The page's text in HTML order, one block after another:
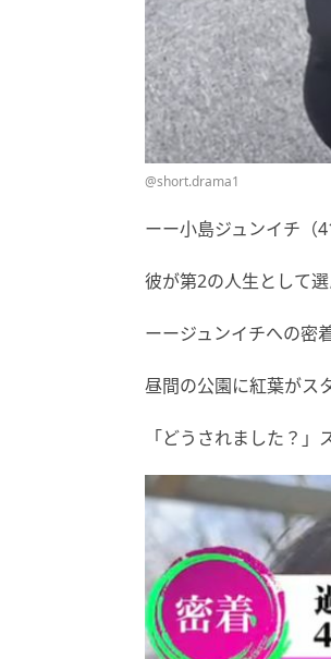
@short.drama1
ーー小島ジュンイチ（
彼が第2の人生として
ーージュンイチへの密
昼間の公園に紅葉がス
「どうされました？